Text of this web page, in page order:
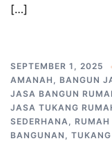
[…]
SEPTEMBER 1, 2025
AMANAH , BANGUN
JASA BANGUN
JASA TUKANG
SEDERHANA,
BANGUNAN ,